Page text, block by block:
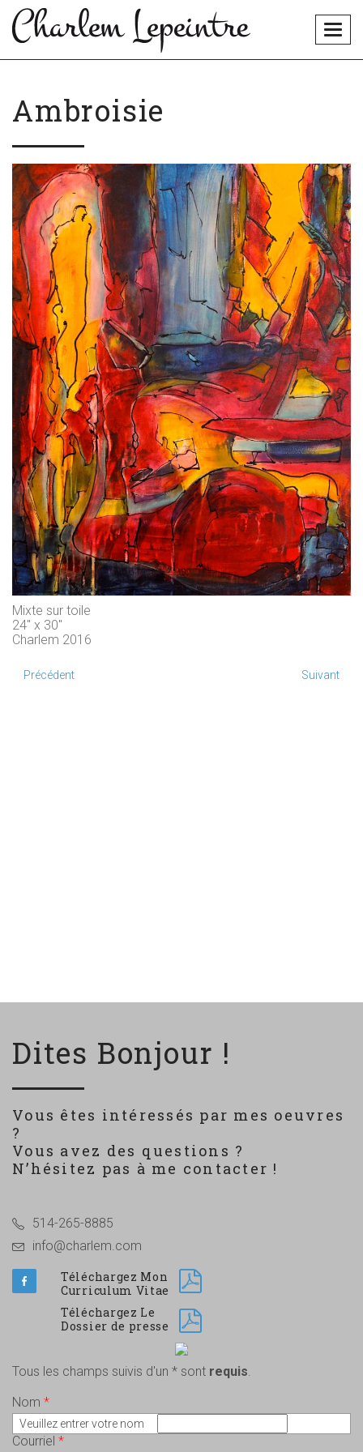
Ambroisie
Mixte sur toile
24" x 30"
Charlem 2016
Précédent Suivant
Dites Bonjour !
Vous êtes intéressés par mes oeuvres
?
Vous avez des questions ?
N’hésitez pas à me contacter !
514-265-8885
info@charlem.com
Téléchargez Mon
Curriculum Vitae
Téléchargez Le
Dossier de presse
Tous les champs suivis d'un * sont requis.
Nom *
Veuillez entrer votre nom
Courriel *